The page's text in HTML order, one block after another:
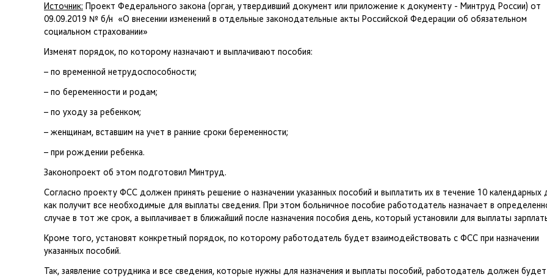
Источник: Проект Федерального закона (орган, утвердивший документ или приложение к документу - Минтруд России) от
09.09.2019 № б/н «О внесении изменений в отдельные законодательные акты Российской Федерации об обязательном
социальном страховании»
Изменят порядок, по которому назначают и выплачивают пособия:
– по временной нетрудоспособности;
– по беременности и родам;
– по уходу за ребенком;
– женщинам, вставшим на учет в ранние сроки беременности;
– при рождении ребенка.
Законопроект об этом подготовил Минтруд.
Согласно проекту ФСС должен принять решение о назначении указанных пособий и выплатить их в течение 10 календарных
как получит все необходимые для выплаты сведения. При этом больничное пособие работодатель назначает в
случае в тот же срок, а выплачивает в ближайший после назначения пособия день, который установили для выплаты
Кроме того, установят конкретный порядок, по которому работодатель будет взаимодействовать с ФСС при назначении
указанных пособий.
Так, заявление сотрудника и все сведения, которые нужны для назначения и выплаты пособий, работодатель должен будет